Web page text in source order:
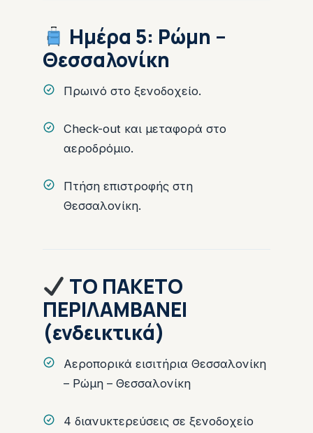
Ημέρα 5: Ρώμη –
Θεσσαλονίκη
Πρωινό στο ξενοδοχείο.
Check-out και μεταφορά στο
αεροδρόμιο.
Πτήση επιστροφής στη
Θεσσαλονίκη.
ΤΟ ΠΑΚΕΤΟ
ΠΕΡΙΛΑΜΒΑΝΕΙ
(ενδεικτικά)
Αεροπορικά εισιτήρια Θεσσαλονίκη
– Ρώμη – Θεσσαλονίκη
4 διανυκτερεύσεις σε ξενοδοχείο